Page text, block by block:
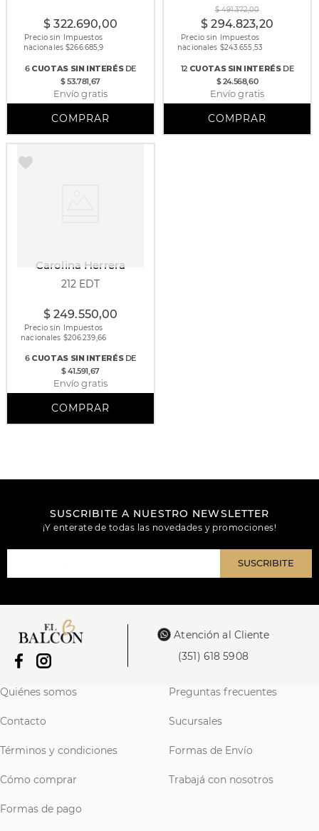
$ 322.690,00
Precio sin Impuestos
nacionales $266.685,9
6CUOTAS SIN INTERÉSDE
$ 53.781,67
Envío gratis
$ 491.372,00
$ 294.823,20
Precio sin Impuestos
nacionales $243.655,53
12CUOTAS SIN INTERÉSDE
$ 24.568,60
Envío gratis
Carolina Herrera
212 EDT
$ 249.550,00
Precio sin Impuestos
nacionales $206.239,66
6CUOTAS SIN INTERÉSDE
$ 41.591,67
Envío gratis
SUSCRIBITE A NUESTRO NEWSLETTER
¡Y enterate de todas las novedades y promociones!
SUSCRIBITE
Atención al Cliente
(351) 618 5908
Quiénes somos Preguntas frecuentes
Contacto Sucursales
Términos y condiciones Formas de Envío
Cómo comprar Trabajá con nosotros
Formas de pago